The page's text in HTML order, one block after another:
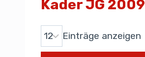
Kader JG 2009
Einträge anzeigen